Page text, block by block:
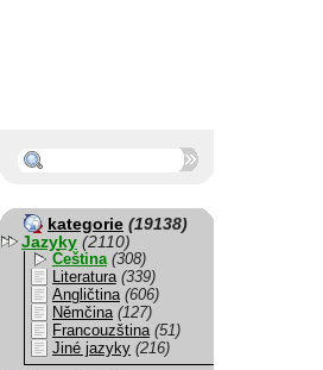
kategorie (19138)
Jazyky (2110)
Čeština (308)
Literatura (339)
Angličtina (606)
Němčina (127)
Francouzština (51)
Jiné jazyky (216)